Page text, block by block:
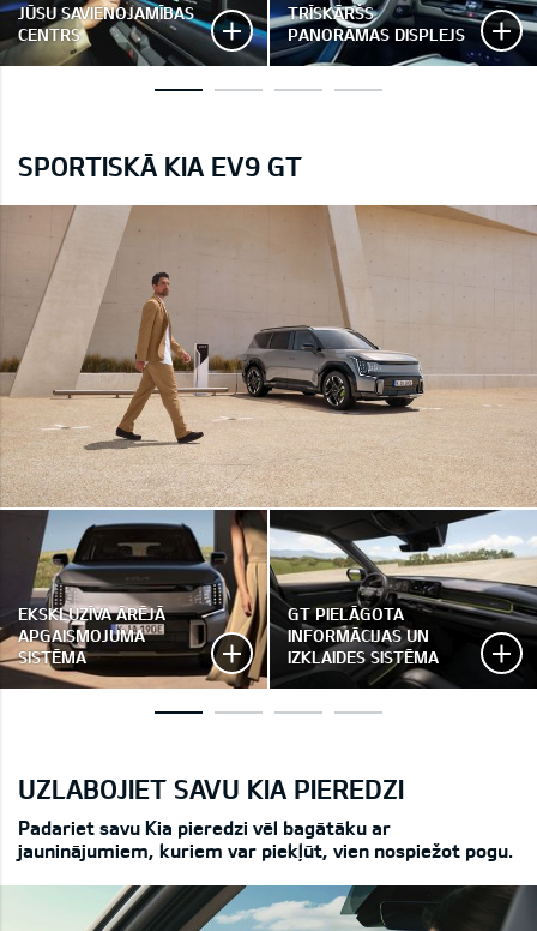
JŪSU SAVIENOJAMĪBAS
CENTRS
TRĪSKĀRŠS
PANORĀMAS DISPLEJS
SPORTISKĀ KIA EV9 GT
EKSKLUZĪVA ĀRĒJĀ
APGAISMOJUMA
SISTĒMA
GT PIELĀGOTA
INFORMĀCIJAS UN
IZKLAIDES SISTĒMA
UZLABOJIET SAVU KIA PIEREDZI
Padariet savu Kia pieredzi vēl bagātāku ar
jauninājumiem, kuriem var piekļūt, vien nospiežot pogu.